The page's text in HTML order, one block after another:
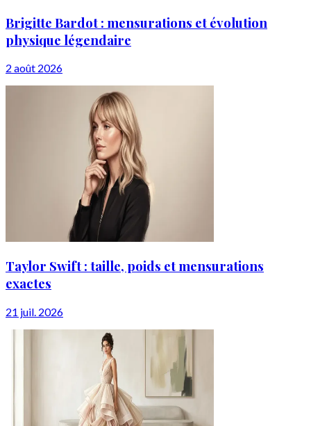
Brigitte Bardot : mensurations et évolution
physique légendaire
2 août 2026
Taylor Swift : taille, poids et mensurations
exactes
21 juil. 2026